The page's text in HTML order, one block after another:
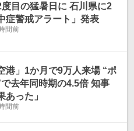
目の猛暑日に 石川県に2
症警戒アラート」発表
間前
港」1か月で9万人来場 “ポ
去年同時期の4.5倍 知事
あった」
間前